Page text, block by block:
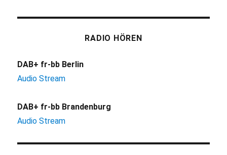
RADIO HÖREN
DAB+ fr-bb Berlin
Audio Stream
DAB+ fr-bb Brandenburg
Audio Stream